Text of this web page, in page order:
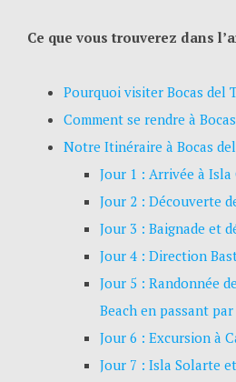
Ce que vous trouverez dans
Pourquoi visiter Bocas del
Comment se rendre à
Notre Itinéraire à Bocas
Jour 1 : Arrivée à
Jour 2 : Découverte
Jour 3 : Baignade et
Jour 4 : Direction
Jour 5 : Randonnée
Beach en passant par
Jour 6 : Excursion à
Jour 7 : Isla Solarte